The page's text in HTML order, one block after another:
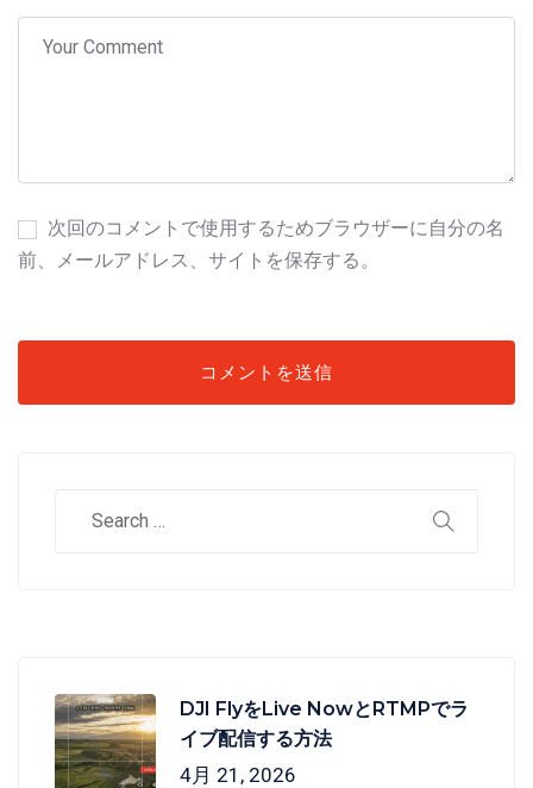
次回のコメントで使用するためブラウザーに自分の名
前、メールアドレス、サイトを保存する。
DJI FlyをLive NowとRTMPでラ
イブ配信する方法
4月 21, 2026